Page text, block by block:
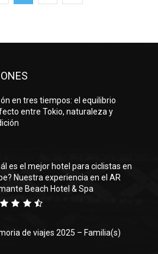
en tres tiempos: el equilibrio
entre Tokio, naturaleza y
es el mejor hotel para ciclistas en
Nuestra experiencia en el AR
Beach Hotel & Spa
de viajes 2025 – Familia(s)